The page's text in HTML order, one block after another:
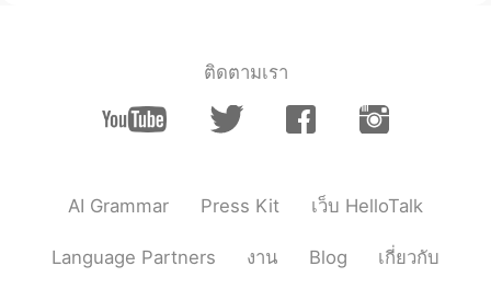
打电话给警察， 我折断了一
枝🌳
May Yen 2021.04.11 02:13
微笑，你好可愛😊
ติดตามเรา
AI Grammar Press Kit เว็บ HelloTalk
Language Partners งาน Blog เกี่ยวกับ